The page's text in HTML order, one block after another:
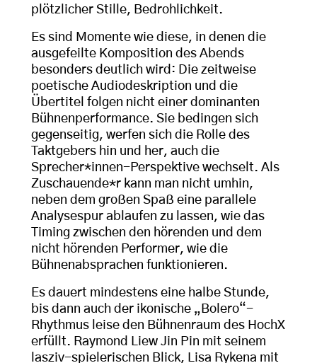
plötzlicher Stille, Bedrohlichkeit.
Es sind Momente wie diese, in denen die
ausgefeilte Komposition des Abends
besonders deutlich wird: Die zeitweise
poetische Audiodeskription und die
Übertitel folgen nicht einer dominanten
Bühnenperformance. Sie bedingen sich
gegenseitig, werfen sich die Rolle des
Taktgebers hin und her, auch die
Sprecher*innen-Perspektive wechselt. Als
Zuschauende*r kann man nicht umhin,
neben dem großen Spaß eine parallele
Analysespur ablaufen zu lassen, wie das
Timing zwischen den hörenden und dem
nicht hörenden Performer, wie die
Bühnenabsprachen funktionieren.
Es dauert mindestens eine halbe Stunde,
bis dann auch der ikonische „Bolero“-
Rhythmus leise den Bühnenraum des HochX
erfüllt. Raymond Liew Jin Pin mit seinem
lasziv-spielerischen Blick, Lisa Rykena mit